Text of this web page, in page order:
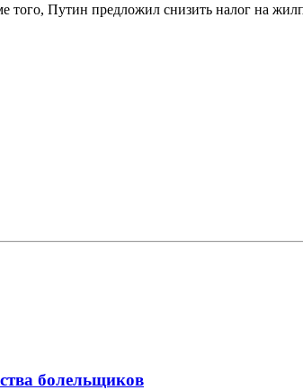
того, Путин предложил снизить налог на
болельщиков